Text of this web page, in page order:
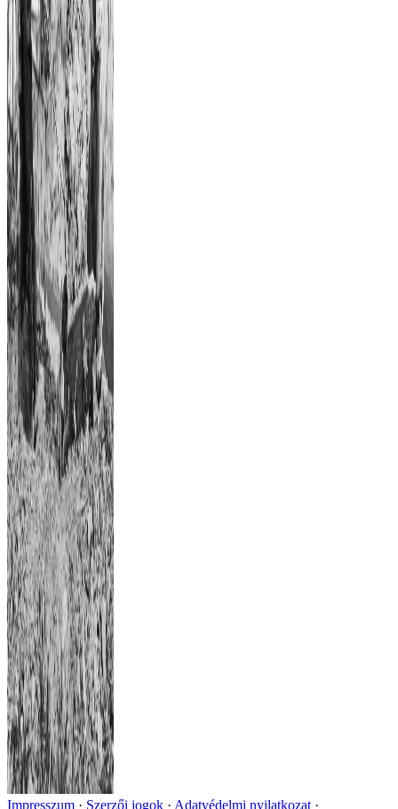
Impresszum Szerzői jogok Adatvédelmi nyilatkozat